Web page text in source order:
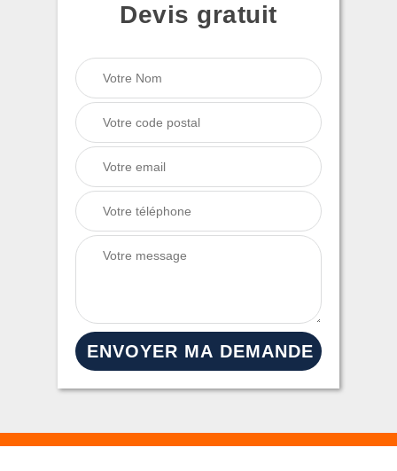
Devis gratuit